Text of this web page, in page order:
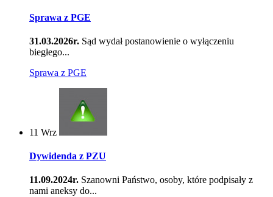
Sprawa z PGE
31.03.2026r. Sąd wydał postanowienie o wyłączeniu
biegłego...
Sprawa z PGE
11 Wrz
Dywidenda z PZU
11.09.2024r. Szanowni Państwo, osoby, które podpisały z
nami aneksy do...